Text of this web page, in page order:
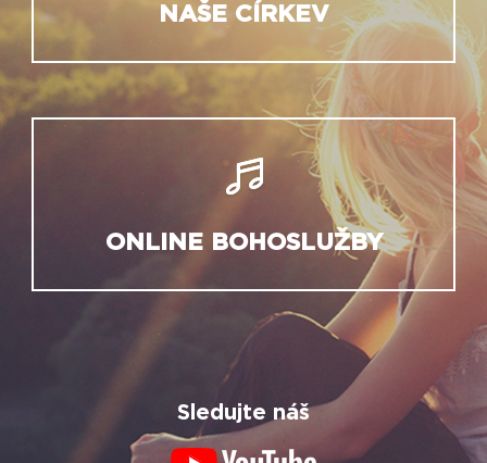
NAŠE CÍRKEV
ONLINE BOHOSLUŽBY
Sledujte náš